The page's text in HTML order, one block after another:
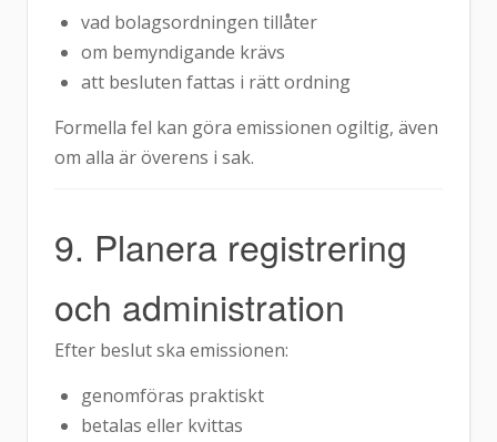
vad bolagsordningen tillåter
om bemyndigande krävs
att besluten fattas i rätt ordning
Formella fel kan göra emissionen ogiltig, även
om alla är överens i sak.
9. Planera registrering
och administration
Efter beslut ska emissionen:
genomföras praktiskt
betalas eller kvittas